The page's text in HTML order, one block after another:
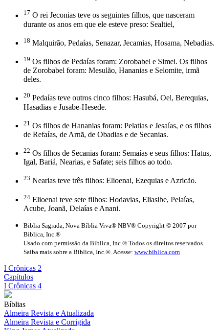
17 O rei Jeconias teve os seguintes filhos, que nasceram
durante os anos em que ele esteve preso: Sealtiel,
18 Malquirão, Pedaías, Senazar, Jecamias, Hosama, Nebadias.
19 Os filhos de Pedaías foram: Zorobabel e Simei. Os filhos
de Zorobabel foram: Mesulão, Hananias e Selomite, irmã
deles.
20 Pedaías teve outros cinco filhos: Hasubá, Oel, Berequias,
Hasadias e Jusabe-Hesede.
21 Os filhos de Hananias foram: Pelatias e Jesaías, e os filhos
de Refaías, de Arnã, de Obadias e de Secanias.
22 Os filhos de Secanias foram: Semaías e seus filhos: Hatus,
Igal, Bariá, Nearias, e Safate; seis filhos ao todo.
23 Nearias teve três filhos: Elioenai, Ezequias e Azricão.
24 Elioenai teve sete filhos: Hodavias, Eliasibe, Pelaías,
Acube, Joanã, Delaías e Anani.
Biblia Sagrada, Nova Bíblia Viva® NBV® Copyright © 2007 por
Biblica, Inc.®
Usado com permissão da Biblica, Inc.® Todos os direitos reservados.
Saiba mais sobre a Biblica, Inc.®. Acesse: www.biblica.com
I Crônicas 2
Capítulos
I Crônicas 4
Bíblias
Almeira Revista e Atualizada
Almeira Revista e Corrigida